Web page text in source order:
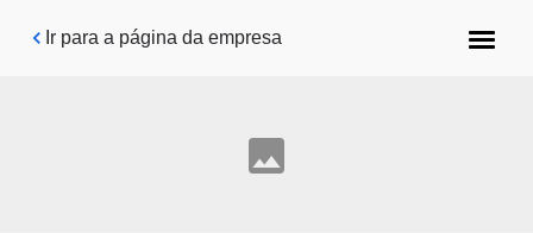
Pular para o conteúdo principal
Ir para a página da empresa